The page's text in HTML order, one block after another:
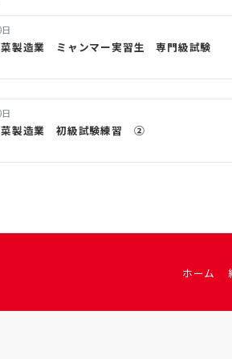
製造業 ミャンマー実習生 専門級試験
製造業 初級試験練習 ②
ホーム